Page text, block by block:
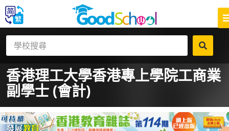
香港理工大學香港專上學院工商業
副學士 (會計)